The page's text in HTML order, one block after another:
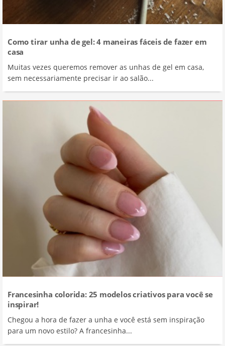
Como tirar unha de gel: 4 maneiras fáceis de fazer em
casa
Muitas vezes queremos remover as unhas de gel em casa,
sem necessariamente precisar ir ao salão...
Francesinha colorida: 25 modelos criativos para você se
inspirar!
Chegou a hora de fazer a unha e você está sem inspiração
para um novo estilo? A francesinha...